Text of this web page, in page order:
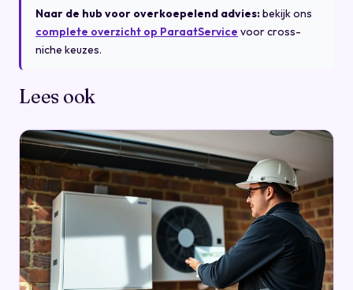
Naar de hub voor overkoepelend advies:bekijk ons
complete overzicht op ParaatService voor cross-
niche keuzes.
Lees ook